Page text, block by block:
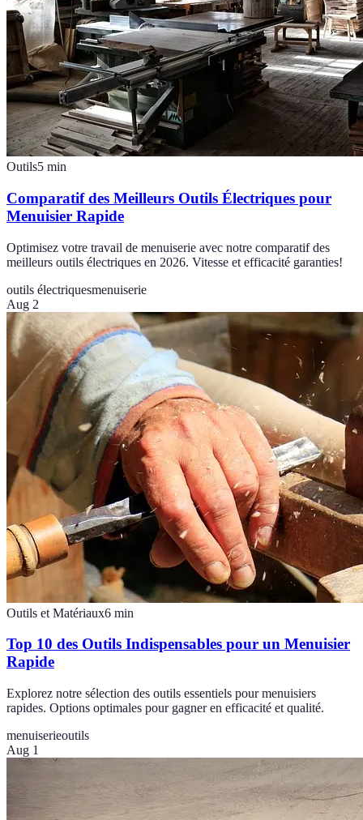
Outils5 min
Comparatif des Meilleurs Outils Électriques pour
Menuisier Rapide
Optimisez votre travail de menuiserie avec notre comparatif des
meilleurs outils électriques en 2026. Vitesse et efficacité garanties!
outils électriquesmenuiserie
Aug 2
Outils et Matériaux6 min
Top 10 des Outils Indispensables pour un Menuisier
Rapide
Explorez notre sélection des outils essentiels pour menuisiers
rapides. Options optimales pour gagner en efficacité et qualité.
menuiserieoutils
Aug 1